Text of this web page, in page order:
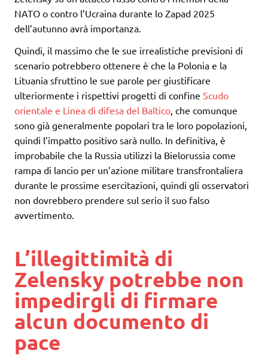
NATO o contro l’Ucraina durante lo Zapad 2025
dell’autunno avrà importanza.
Quindi, il massimo che le sue irrealistiche previsioni di
scenario potrebbero ottenere è che la Polonia e la
Lituania sfruttino le sue parole per giustificare
ulteriormente i rispettivi progetti di confine Scudo
orientale e Linea di difesa del Baltico , che comunque
sono già generalmente popolari tra le loro popolazioni,
quindi l’impatto positivo sarà nullo. In definitiva, è
improbabile che la Russia utilizzi la Bielorussia come
rampa di lancio per un’azione militare transfrontaliera
durante le prossime esercitazioni, quindi gli osservatori
non dovrebbero prendere sul serio il suo falso
avvertimento.
L’illegittimità di
Zelensky potrebbe non
impedirgli di firmare
alcun documento di
pace